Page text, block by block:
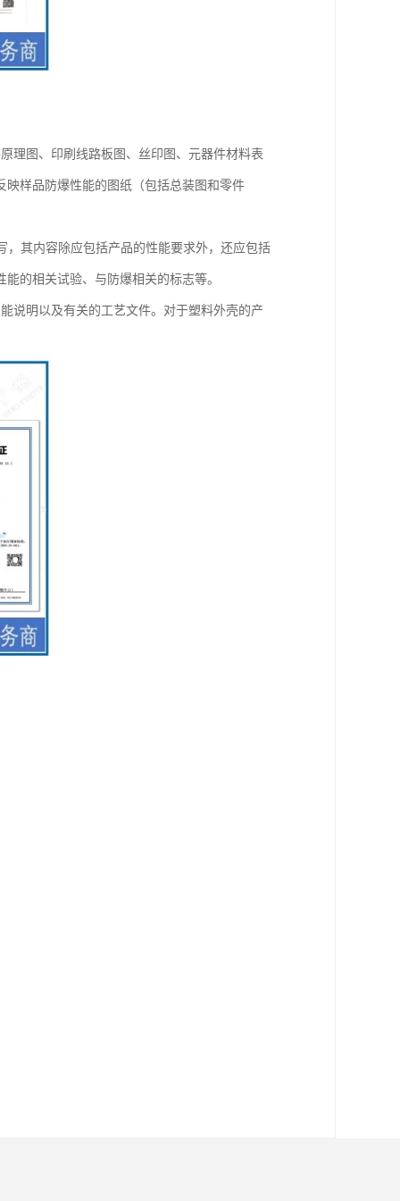
理图、印刷线路板图、丝印图、元器件材料表
样品防爆性能的图纸（包括总装图和零件
其内容除应包括产品的性能要求外，还应包括
的相关试验、与防爆相关的标志等。
说明以及有关的工艺文件。对于塑料外壳的产